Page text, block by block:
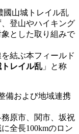
國山城トレイル乱
登山やハイキング
とした取り組みで
結ぶ本フィールド
レイル乱 」と称
備および地域連携
原市、関市、坂祝
全長100kmのロン